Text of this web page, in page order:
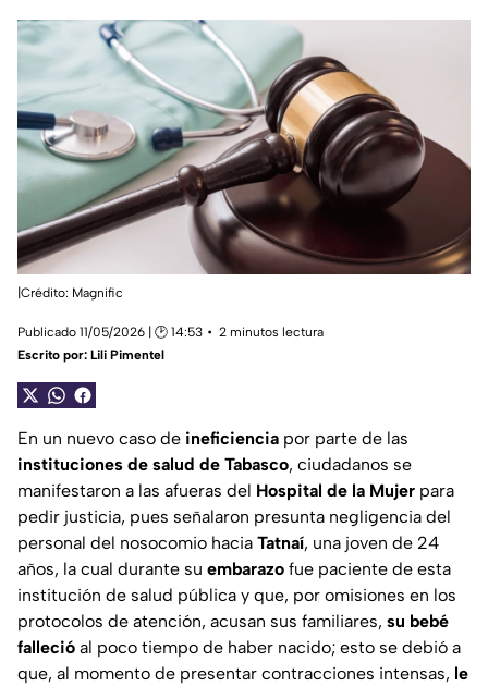
|Crédito: Magnific
Publicado 11/05/2026 | 🕑 14:53
2 minutos lectura
Escrito por: Lili Pimentel
En un nuevo caso de ineficiencia por parte de las
instituciones de salud de Tabasco, ciudadanos se
manifestaron a las afueras del Hospital de la Mujer para
pedir justicia, pues señalaron presunta negligencia del
personal del nosocomio hacia Tatnaí, una joven de 24
años, la cual durante su embarazo fue paciente de esta
institución de salud pública y que, por omisiones en los
protocolos de atención, acusan sus familiares, su bebé
falleció al poco tiempo de haber nacido; esto se debió a
que, al momento de presentar contracciones intensas, le